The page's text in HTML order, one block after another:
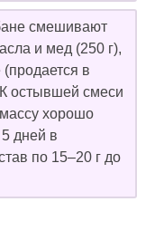
смешивают
и мед (250 г),
в
остывшей смеси
хорошо
дней в
по 15–20 г до